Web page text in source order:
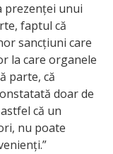
prezenței unui
faptul că
sancțiuni care
la care organele
parte, că
doar de
că un
nu poate